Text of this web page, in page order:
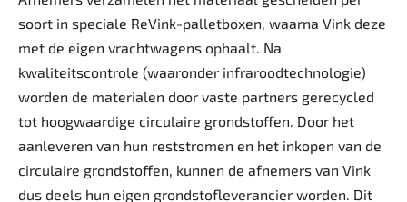
soort in speciale ReVink-palletboxen, waarna Vink deze
met de eigen vrachtwagens ophaalt. Na
kwaliteitscontrole (waaronder infraroodtechnologie)
worden de materialen door vaste partners gerecycled
tot hoogwaardige circulaire grondstoffen. Door het
aanleveren van hun reststromen en het inkopen van de
circulaire grondstoffen, kunnen de afnemers van Vink
dus deels hun eigen grondstofleverancier worden. Dit